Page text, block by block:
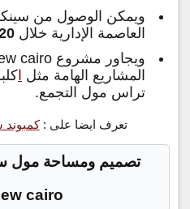
ويمكن الوصول من سينكو
العاصمة الإدارية خلال 20
المشاريع الهامة مثل
تراس مول التجمع.
تعرف ايضا على :كمبوند
تصميم ومساحة مول
cairo